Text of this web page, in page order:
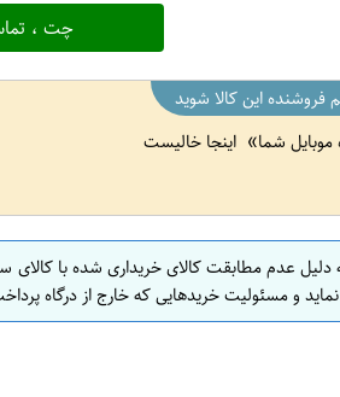
چت ،
فروشنده این کالا شوید
موبایل شما اینجا خالیست
عدم مطابقت کالای خریداری شده با
و مسئولیت خریدهایی که خارج از درگاه